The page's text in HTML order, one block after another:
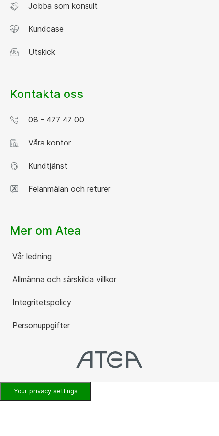
Jobba som konsult
Kundcase
Utskick
Kontakta oss
08 - 477 47 00
Våra kontor
Kundtjänst
Felanmälan och returer
Mer om Atea
Vår ledning
Allmänna och särskilda villkor
Integritetspolicy
Personuppgifter
Your privacy settings